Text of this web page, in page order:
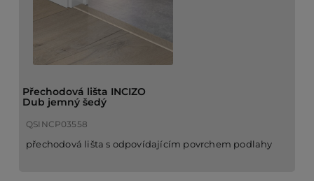
Přechodová lišta INCIZO
Dub jemný šedý
QSINCP03558
přechodová lišta s odpovídajícím povrchem podlahy